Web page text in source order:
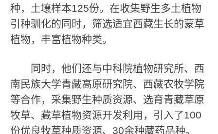
种，土壤样本125份。在收集野生多土植物
引种驯化的同时，筛选适宜西藏生长的蒙草
植物，丰富植物种类。
同时，他们还与中科院植物研究所、西
南民族大学青藏高原研究院、西藏农牧学院
等合作，采集野生种质资源、选育青藏草原
牧草、藏草植物资源开发利用，引入了100
份优良牧草种质资源、30余种藏药品种。